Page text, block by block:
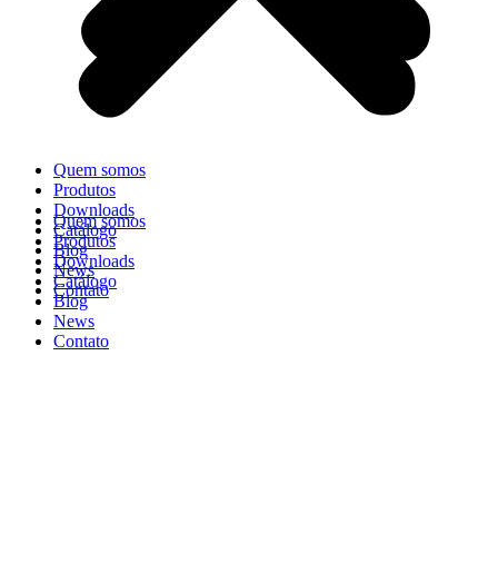
Quem somos
Produtos
Downloads
Catálogo
Blog
News
Contato
Quem somos
Produtos
Downloads
Catálogo
Blog
News
Contato